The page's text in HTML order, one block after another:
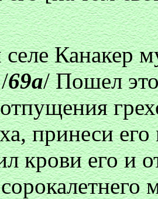
Канакер
69а/ Пошел
принеси
крови его и